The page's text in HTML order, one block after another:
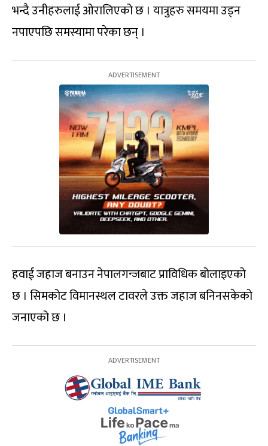
भन्दै उनीहरुलाई ओरालिएको छ । यात्रुहरु समयमा उड्न
नपाएपछि समस्यामा परेका छन् ।
हवाई जहाज बनाउन नेपालगन्जबाट प्राविधिक बोलाइएको
छ । सिमकोट विमानस्थल टावरले उक्त जहाज बनिनसकेको
जनाएको छ ।